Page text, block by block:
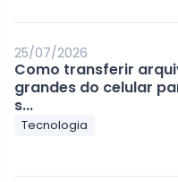
25/07/2026
Como transferir
grandes do celular
s...
Tecnologia